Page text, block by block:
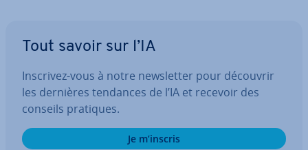
Tout savoir sur l’IA
Inscrivez-vous à notre news­let­ter pour découvrir
les dernières tendances de l’IA et recevoir des
conseils pratiques.
Je m’inscris